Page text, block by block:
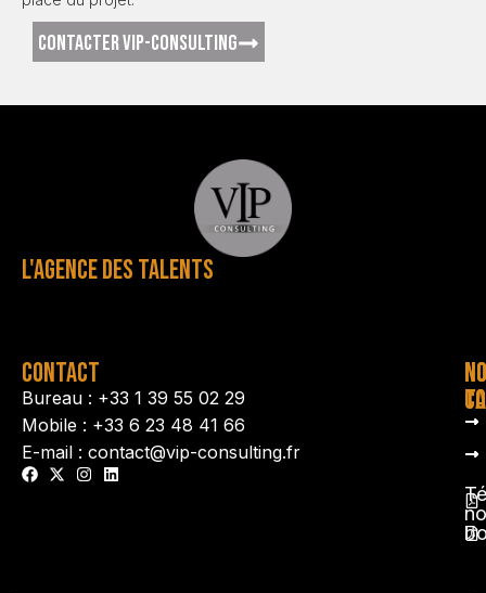
CONTACTER VIP-CONSULTING
L'AGENCE DES TALENTS
CONTACT
Bureau : +33 1 39 55 02 29
Mobile : +33 6 23 48 41 66
E-mail : contact@vip-consulting.fr